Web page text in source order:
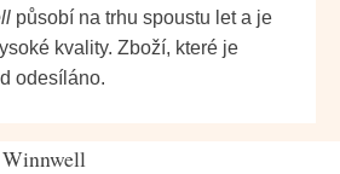
působí na trhu spoustu let a je
kvality. Zboží, které je
odesíláno.